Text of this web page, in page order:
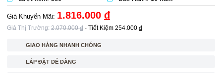
Giá Khuyến Mãi: 1.816.000 đ
Giá Thị Trường: 2.070.000đ - Tiết Kiệm 254.000 đ
GIAO HÀNG NHANH CHÓNG
LẮP ĐẶT DỄ DÀNG